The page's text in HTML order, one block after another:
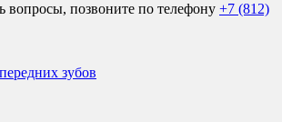
вопросы, позвоните по телефону +7 (812)
зубов